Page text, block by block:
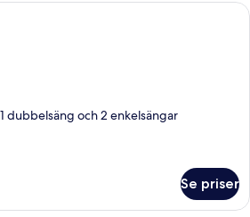
En stuga av trä med fyra sängar,
dubbelsäng och 2 enkelsängar
Se priser